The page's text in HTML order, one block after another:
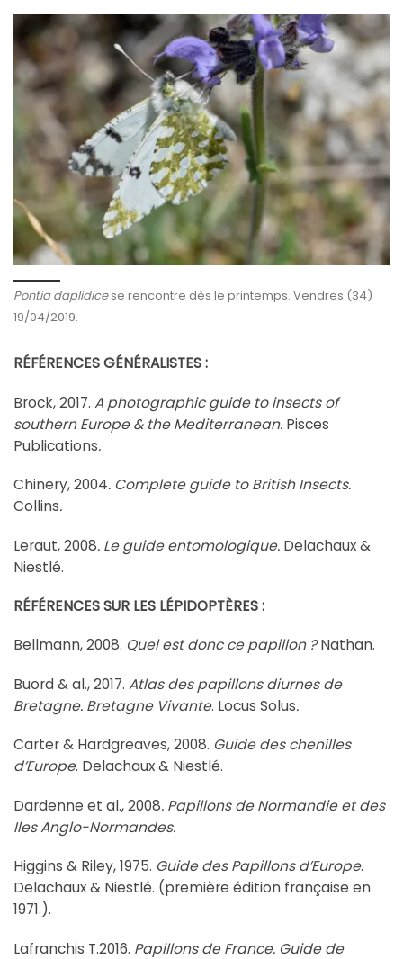
Pontia daplidicese rencontre dès le printemps. Vendres (34)
19/04/2019.
RÉFÉRENCES GÉNÉRALISTES :
Brock, 2017. A photographic guide to insects of
southern Europe & the Mediterranean. Pisces
Publications.
Chinery, 2004. Complete guide to British Insects.
Collins.
Leraut, 2008. Le guide entomologique. Delachaux &
Niestlé.
RÉFÉRENCES SUR LES LÉPIDOPTÈRES :
Bellmann, 2008. Quel est donc ce papillon ?Nathan.
Buord & al., 2017. Atlas des papillons diurnes de
Bretagne. Bretagne Vivante. Locus Solus.
Carter & Hardgreaves, 2008. Guide des chenilles
d’Europe. Delachaux & Niestlé.
Dardenne et al., 2008. Papillons de Normandie et des
Iles Anglo-Normandes.
Higgins & Riley, 1975. Guide des Papillons d’Europe.
Delachaux & Niestlé. (première édition française en
1971.).
Lafranchis T.2016. Papillons de France. Guide de